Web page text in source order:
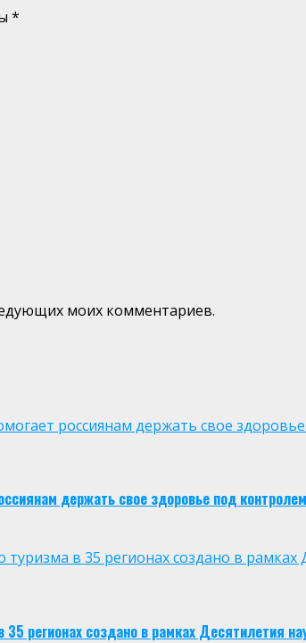
*
моих комментариев.
россиянам держать свое
держать свое здоровье под контролем
в 35 регионах создано в рамках
регионах создано в рамках Десятилетия